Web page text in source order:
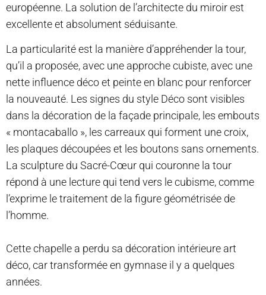
européenne. La solution de l’architecte du miroir est
excellente et absolument séduisante.
La particularité est la manière d’appréhender la tour,
qu’il a proposée, avec une approche cubiste, avec une
nette influence déco et peinte en blanc pour renforcer
la nouveauté. Les signes du style Déco sont visibles
dans la décoration de la façade principale, les embouts
« montacaballo », les carreaux qui forment une croix,
les plaques découpées et les boutons sans ornements.
La sculpture du Sacré-Cœur qui couronne la tour
répond à une lecture qui tend vers le cubisme, comme
l’exprime le traitement de la figure géométrisée de
l’homme.
Cette chapelle a perdu sa décoration intérieure art
déco, car transformée en gymnase il y a quelques
années.